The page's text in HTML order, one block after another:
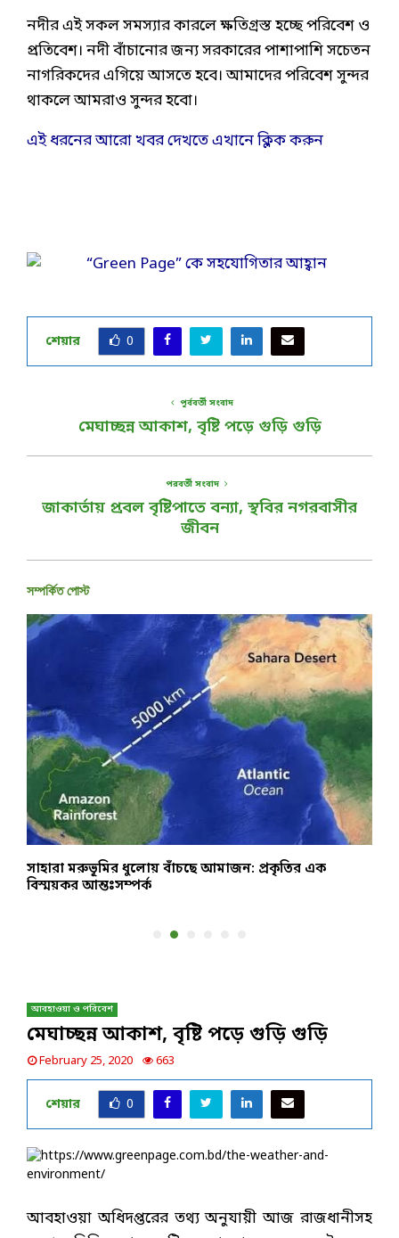
নদীর এই সকল সমস্যার কারলে ক্ষতিগ্রস্ত হচ্ছে পরিবেশ ও
প্রতিবেশ। নদী বাঁচানোর জন্য সরকারের পাশাপাশি সচেতন
নাগরিকদের এগিয়ে আসতে হবে। আমাদের পরিবেশ সুন্দর
থাকলে আমরাও সুন্দর হবো।
এই ধরনের আরো খবর দেখতে এখানে ক্লিক করুন
শেয়ার 0
পূর্ববর্তী সংবাদ
মেঘাচ্ছন্ন আকাশ, বৃষ্টি পড়ে গুড়ি গুড়ি
পরবর্তী সংবাদ
জাকার্তায় প্রবল বৃষ্টিপাতে বন্যা, স্থবির নগরবাসীর
জীবন
সম্পর্কিত পোস্ট
সাহারা মরুভূমির ধুলোয় বাঁচছে আমাজন: প্রকৃতির এক
বিস্ময়কর আন্তঃসম্পর্ক
আবহাওয়া ও পরিবেশ
মেঘাচ্ছন্ন আকাশ, বৃষ্টি পড়ে গুড়ি গুড়ি
February 25, 2020 663
শেয়ার 0
আবহাওয়া অধিদপ্তরের তথ্য অনুযায়ী আজ রাজধানীসহ